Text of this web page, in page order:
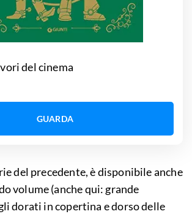
del cinema
GUARDA
del precedente, è disponibile anche
volume (anche qui: grande
dorati in copertina e dorso delle